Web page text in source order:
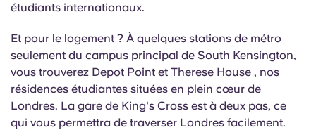
étudiants internationaux.
Et pour le logement ? À quelques stations de métro
seulement du campus principal de South Kensington,
vous trouverez Depot Point et Therese House , nos
résidences étudiantes situées en plein cœur de
Londres. La gare de King's Cross est à deux pas, ce
qui vous permettra de traverser Londres facilement.